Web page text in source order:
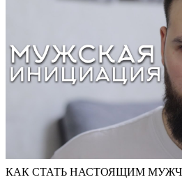
КАК СТАТЬ НАСТОЯЩИМ